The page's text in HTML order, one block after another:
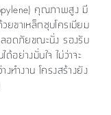
คุณภาพสูง มี
ยขาเหล็กชุบโครเมียม
ลอดภัยขณะนั่ง รองรับ
อย่างมั่นใจ ไม่ว่าจะ
งทำงาน โครงสร้างยัง